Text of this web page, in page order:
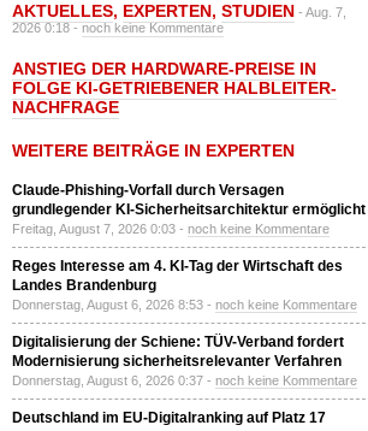
AKTUELLES, EXPERTEN, STUDIEN - Aug. 7,
2026 0:18 -noch keine Kommentare
ANSTIEG DER HARDWARE-PREISE IN
FOLGE KI-GETRIEBENER HALBLEITER-
NACHFRAGE
WEITERE BEITRÄGE IN EXPERTEN
Claude-Phishing-Vorfall durch Versagen
grundlegender KI-Sicherheitsarchitektur ermöglicht
Freitag, August 7, 2026 0:03 - noch keine Kommentare
Reges Interesse am 4. KI-Tag der Wirtschaft des
Landes Brandenburg
Donnerstag, August 6, 2026 8:53 - noch keine Kommentare
Digitalisierung der Schiene: TÜV-Verband fordert
Modernisierung sicherheitsrelevanter Verfahren
Donnerstag, August 6, 2026 0:37 - noch keine Kommentare
Deutschland im EU-Digitalranking auf Platz 17